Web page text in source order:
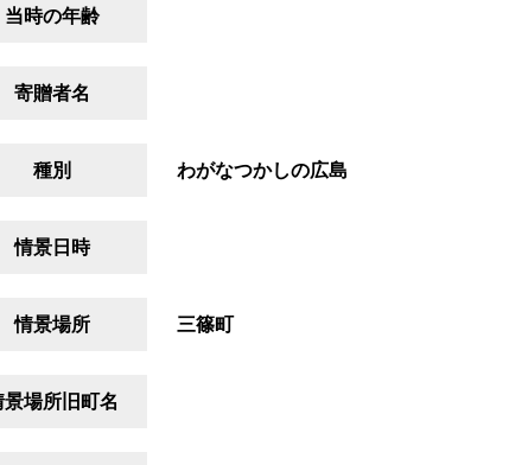
当時の年齢
寄贈者名
種別 わがなつかしの広島
情景日時
情景場所 三篠町
景場所旧町名